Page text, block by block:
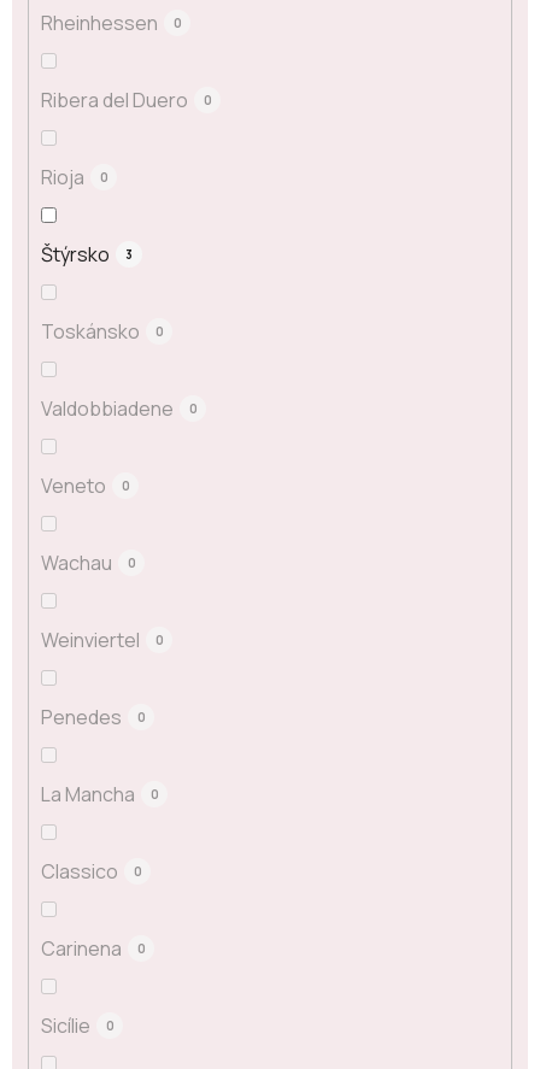
Rheinhessen 0
Ribera del Duero 0
Rioja 0
Štýrsko 3
Toskánsko 0
Valdobbiadene 0
Veneto 0
Wachau 0
Weinviertel 0
Penedes 0
La Mancha 0
Classico 0
Carinena 0
Sicílie 0